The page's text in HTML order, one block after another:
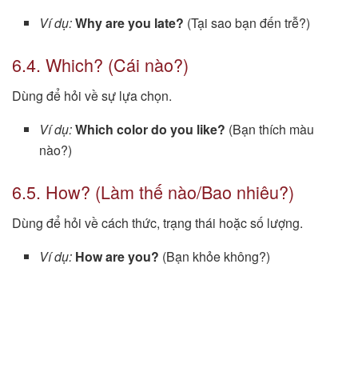
Ví dụ:Why are you late? (Tại sao bạn đến trễ?)
6.4. Which? (Cái nào?)
Dùng để hỏi về sự lựa chọn.
Ví dụ:Which color do you like? (Bạn thích màu
nào?)
6.5. How? (Làm thế nào/Bao nhiêu?)
Dùng để hỏi về cách thức, trạng thái hoặc số lượng.
Ví dụ: How are you? (Bạn khỏe không?)